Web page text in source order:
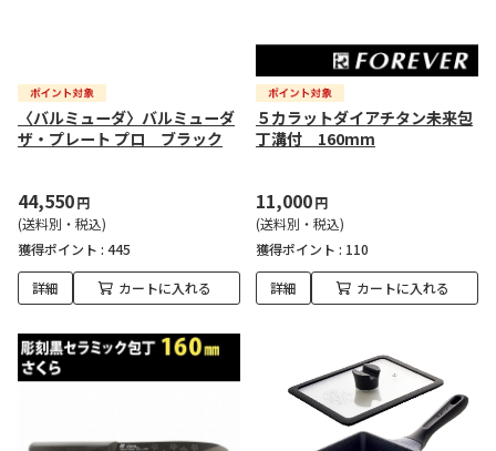
〈バルミューダ〉バルミューダ
ザ・プレート プロ ブラック
44,550円
(送料別・税込)
獲得ポイント : 445
詳細 カートに入れる
５カラットダイアチタン未来包
丁溝付 160mm
11,000円
(送料別・税込)
獲得ポイント : 110
詳細 カートに入れる